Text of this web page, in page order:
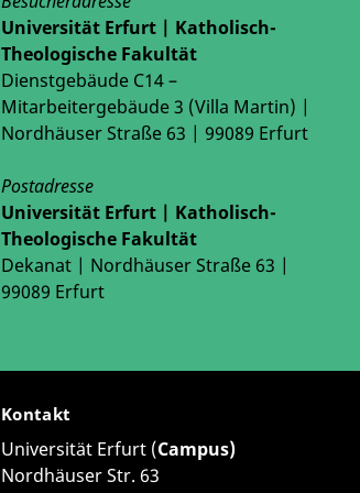
Universität Erfurt | Katholisch-
Theologische Fakultät
Dienstgebäude C14 –
Mitarbeitergebäude 3 (Villa Martin) |
Nordhäuser Straße 63 | 99089 Erfurt
Postadresse
Universität Erfurt | Katholisch-
Theologische Fakultät
Dekanat | Nordhäuser Straße 63 |
99089 Erfurt
Kontakt
Universität Erfurt (Campus)
Nordhäuser Str. 63